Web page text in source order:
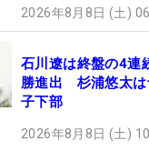
2026年8月8日 (土)
石川遼は終盤の4連
勝進出 杉浦悠太は
子下部
2026年8月8日 (土)